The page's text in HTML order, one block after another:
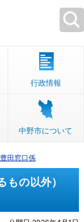
行政情報
中野市について
豊田窓口係
もの以外）